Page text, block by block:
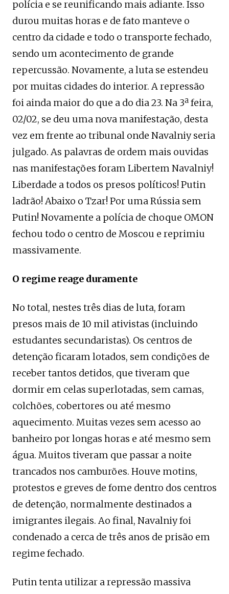
polícia e se reunificando mais adiante. Isso
durou muitas horas e de fato manteve o
centro da cidade e todo o transporte fechado,
sendo um acontecimento de grande
repercussão. Novamente, a luta se estendeu
por muitas cidades do interior. A repressão
foi ainda maior do que a do dia 23. Na 3ª feira,
02/02, se deu uma nova manifestação, desta
vez em frente ao tribunal onde Navalniy seria
julgado. As palavras de ordem mais ouvidas
nas manifestações foram Libertem Navalniy!
Liberdade a todos os presos políticos! Putin
ladrão! Abaixo o Tzar! Por uma Rússia sem
Putin! Novamente a polícia de choque OMON
fechou todo o centro de Moscou e reprimiu
massivamente.
O regime reage duramente
No total, nestes três dias de luta, foram
presos mais de 10 mil ativistas (incluindo
estudantes secundaristas). Os centros de
detenção ficaram lotados, sem condições de
receber tantos detidos, que tiveram que
dormir em celas superlotadas, sem camas,
colchões, cobertores ou até mesmo
aquecimento. Muitas vezes sem acesso ao
banheiro por longas horas e até mesmo sem
água. Muitos tiveram que passar a noite
trancados nos camburões. Houve motins,
protestos e greves de fome dentro dos centros
de detenção, normalmente destinados a
imigrantes ilegais. Ao final, Navalniy foi
condenado a cerca de três anos de prisão em
regime fechado.
Putin tenta utilizar a repressão massiva